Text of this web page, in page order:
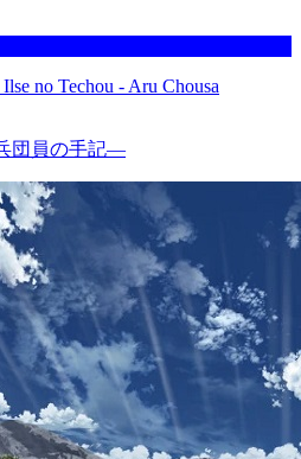
no Techou - Aru Chousa
団員の手記―